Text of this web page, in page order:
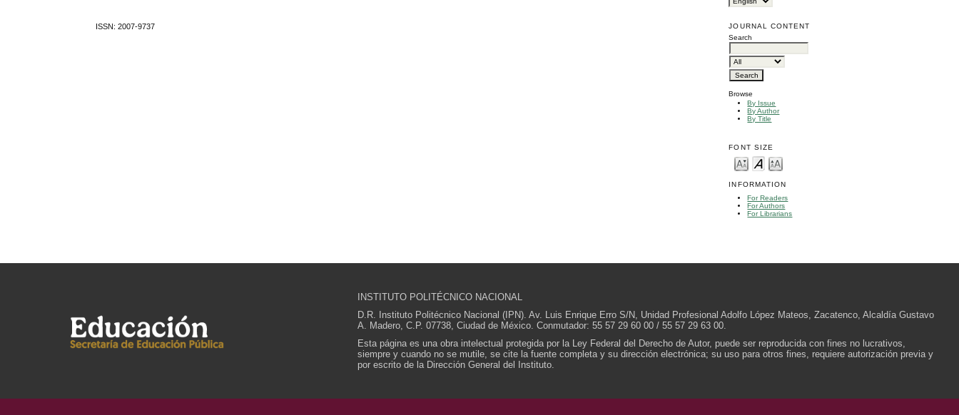
JOURNAL CONTENT
Search
Browse
By Issue
By Author
By Title
FONT SIZE
INFORMATION
For Readers
For Authors
For Librarians
ISSN: 2007-9737
INSTITUTO POLITÉCNICO NACIONAL
D.R. Instituto Politécnico Nacional (IPN). Av. Luis Enrique Erro S/N, Unidad Profesional Adolfo López Mateos, Zacatenco, Alcaldía Gustavo
A. Madero, C.P. 07738, Ciudad de México. Conmutador: 55 57 29 60 00 / 55 57 29 63 00.
Esta página es una obra intelectual protegida por la Ley Federal del Derecho de Autor, puede ser reproducida con fines no lucrativos,
siempre y cuando no se mutile, se cite la fuente completa y su dirección electrónica; su uso para otros fines, requiere autorización previa y
por escrito de la Dirección General del Instituto.